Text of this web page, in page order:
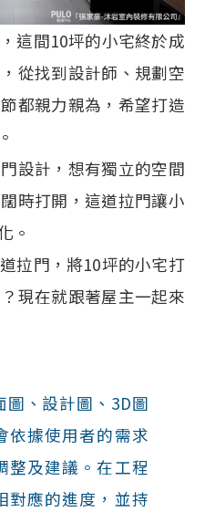
這間10坪的小宅終於成
從找到設計師、規劃空
都親力親為，希望打造
設計，想有獨立的空間
時打開，這道拉門讓小
。
拉門，將10坪的小宅打
現在就跟著屋主一起來
圖、設計圖、3D圖
依據使用者的需求
整及建議。在工程
對應的進度，並持